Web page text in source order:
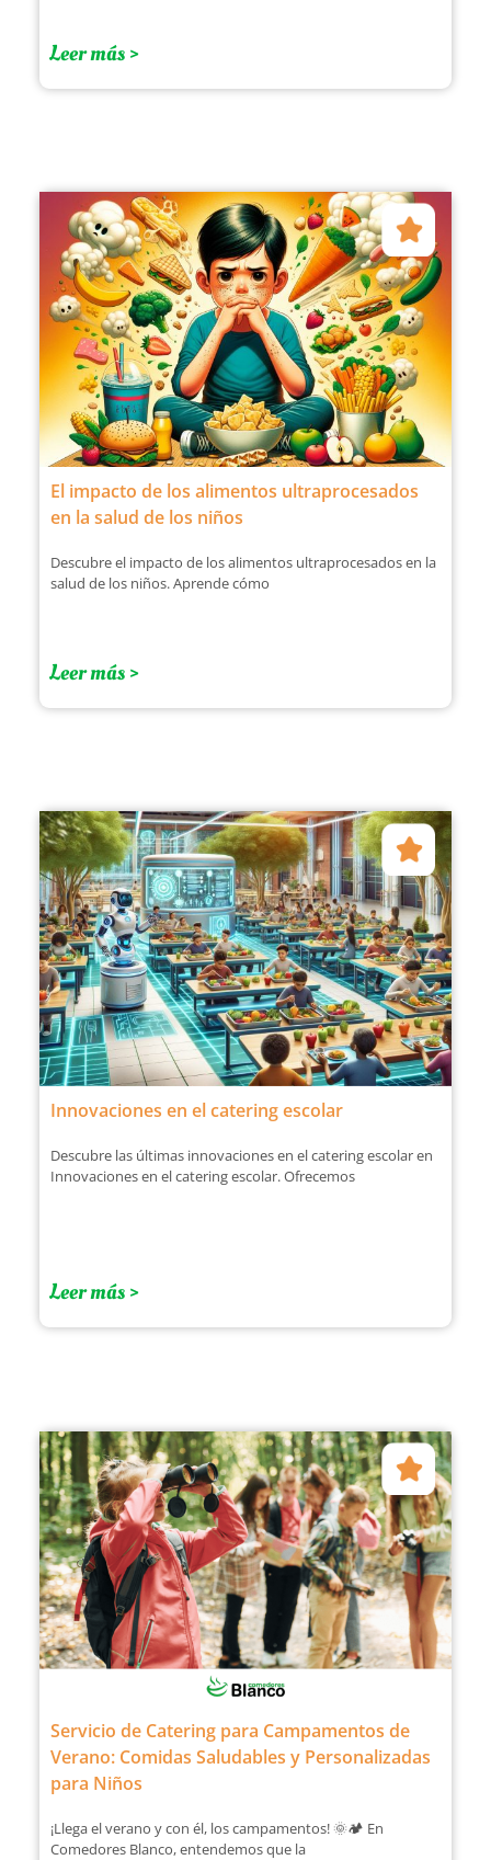
Leer más >
El impacto de los alimentos ultraprocesados
en la salud de los niños
Descubre el impacto de los alimentos ultraprocesados en la
salud de los niños. Aprende cómo
Leer más >
Innovaciones en el catering escolar
Descubre las últimas innovaciones en el catering escolar en
Innovaciones en el catering escolar. Ofrecemos
Leer más >
Servicio de Catering para Campamentos de
Verano: Comidas Saludables y Personalizadas
para Niños
¡Llega el verano y con él, los campamentos! 🌞🏕️ En
Comedores Blanco, entendemos que la